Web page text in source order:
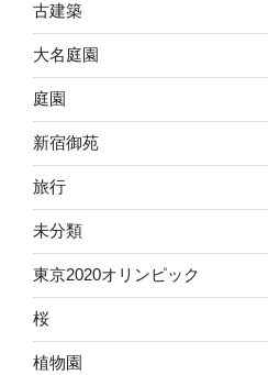
古建築
大名庭園
庭園
新宿御苑
旅行
未分類
東京2020オリンピック
桜
植物園